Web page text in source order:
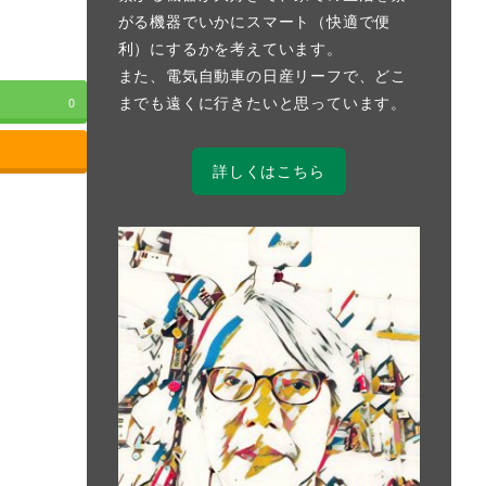
0
がる機器でいかにスマート（快適で便
利）にするかを考えています。
また、電気自動車の日産リーフで、どこ
までも遠くに行きたいと思っています。
詳しくはこちら